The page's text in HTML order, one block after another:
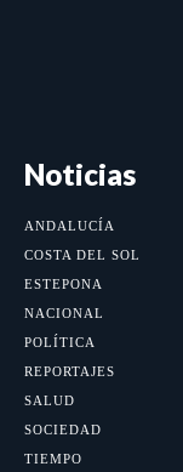
Noticias
ANDALUCÍA
COSTA DEL SOL
ESTEPONA
NACIONAL
POLÍTICA
REPORTAJES
SALUD
SOCIEDAD
TIEMPO